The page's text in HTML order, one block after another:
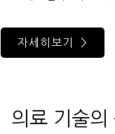
자세히보기 >
의료 기술의